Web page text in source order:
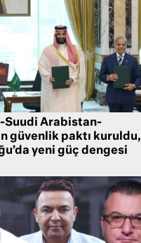
Suudi Arabistan-
güvenlik paktı kuruldu,
yeni güç dengesi